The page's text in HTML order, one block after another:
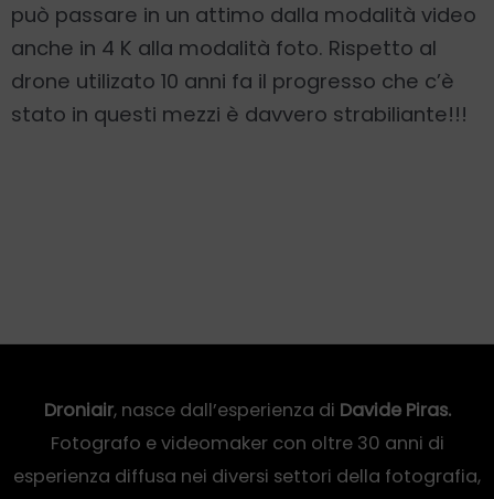
può passare in un attimo dalla modalità video
anche in 4 K alla modalità foto. Rispetto al
drone utilizato 10 anni fa il progresso che c’è
stato in questi mezzi è davvero strabiliante!!!
Droniair, nasce dall’esperienza di Davide Piras.
Fotografo e videomaker con oltre 30 anni di
esperienza diffusa nei diversi settori della fotografia,